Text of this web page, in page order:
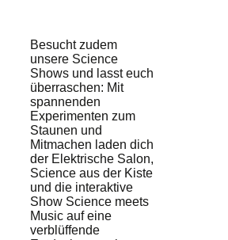
Besucht zudem
unsere Science
Shows und lasst euch
überraschen: Mit
spannenden
Experimenten zum
Staunen und
Mitmachen laden dich
der Elektrische Salon,
Science aus der Kiste
und die interaktive
Show Science meets
Music auf eine
verblüffende